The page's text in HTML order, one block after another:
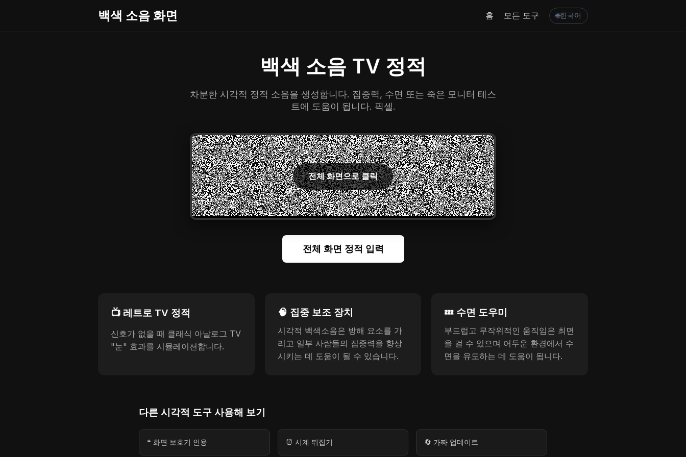
백색 소음 화면 홈 모든 도구 🌐한국어
백색 소음 TV 정적
차분한 시각적 정적 소음을 생성합니다. 집중력, 수면 또는 죽은 모니터 테스
트에 도움이 됩니다. 픽셀.
전체 화면으로 클릭
전체 화면 정적 입력
📺 레트로 TV 정적
신호가 없을 때 클래식 아날로그 TV
"눈" 효과를 시뮬레이션합니다.
🧠 집중 보조 장치
시각적 백색소음은 방해 요소를 가
리고 일부 사람들의 집중력을 향상
시키는 데 도움이 될 수 있습니다.
💤 수면 도우미
부드럽고 무작위적인 움직임은 최면
을 걸 수 있으며 어두운 환경에서 수
면을 유도하는 데 도움이 됩니다.
다른 시각적 도구 사용해 보기
❝ 화면 보호기 인용 ⏰ 시계 뒤집기 🔄 가짜 업데이트